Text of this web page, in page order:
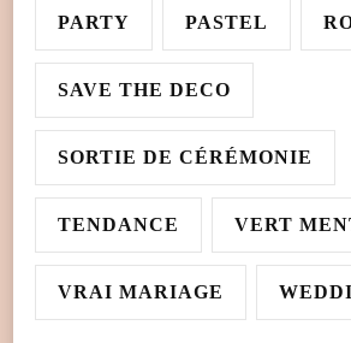
PARTY PASTEL
SAVE THE DECO
SORTIE DE CÉRÉMONIE
TENDANCE VERT
VRAI MARIAGE